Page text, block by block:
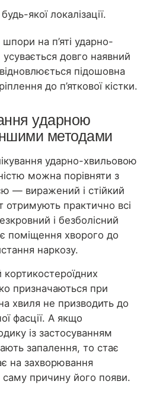
якої локалізації.
на п’яті ударно-
довго наявний
підошовна
до п’яткової кістки.
ударною
методами
ударно-хвильовою
можна порівняти з
— виражений і стійкий
отримують практично всі
і безболісний
поміщення хворого до
наркозу.
кортикостероїдних
призначаються при
хвиля не призводить до
фасції. А якщо
із застосуванням
запалення, то стає
на захворювання
причину його появи.